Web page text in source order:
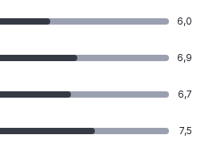
6,0
6,9
6,7
7,5